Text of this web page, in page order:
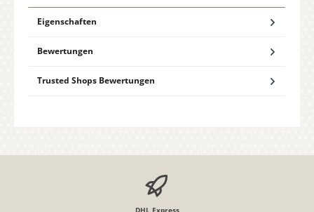
Eigenschaften
Bewertungen
Trusted Shops Bewertungen
DHL Express